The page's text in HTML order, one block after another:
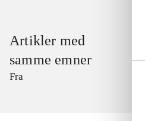
Artikler med
samme emner
Fra